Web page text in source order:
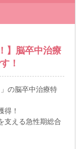
】脳卒中治療
！
の脳卒中治療特
得！
支える急性期総合